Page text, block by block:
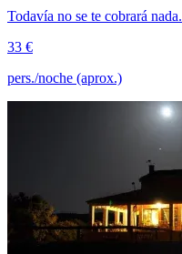
Todavía no se te cobrará nada.
33 €
pers./noche (aprox.)